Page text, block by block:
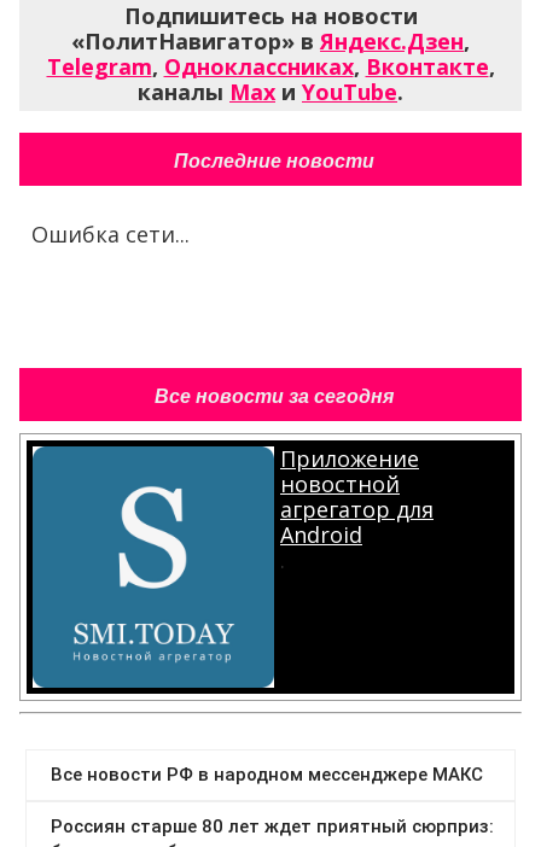
Подпишитесь на новости
«ПолитНавигатор» вЯндекс.Дзен,
Telegram, Одноклассниках, Вконтакте,
каналы Max и YouTube.
Последние новости
Ошибка сети...
Все новости за сегодня
Приложение
новостной
агрегатор для
Android
.